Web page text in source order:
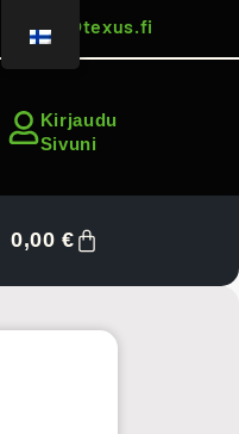
sales@texus.fi
Kirjaudu
Sivuni
0,00€